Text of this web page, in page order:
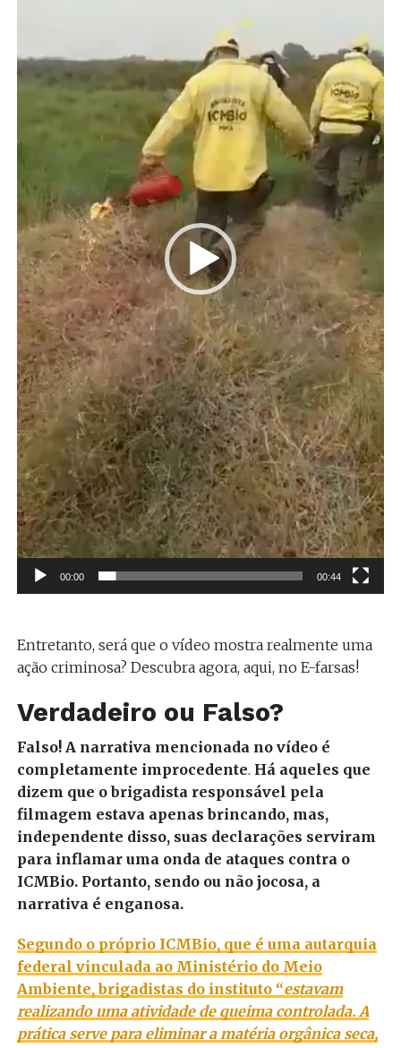
00:00 00:44
Entretanto, será que o vídeo mostra realmente uma
ação criminosa? Descubra agora, aqui, no E-farsas!
Verdadeiro ou Falso?
Falso! A narrativa mencionada no vídeo é
completamente improcedente. Há aqueles que
dizem que o brigadista responsável pela
filmagem estava apenas brincando, mas,
independente disso, suas declarações serviram
para inflamar uma onda de ataques contra o
ICMBio. Portanto, sendo ou não jocosa, a
narrativa é enganosa.
Segundo o próprio ICMBio, que é uma autarquia
federal vinculada ao Ministério do Meio
Ambiente, brigadistas do instituto “estavam
realizando uma atividade de queima controlada. A
prática serve para eliminar a matéria orgânica seca,